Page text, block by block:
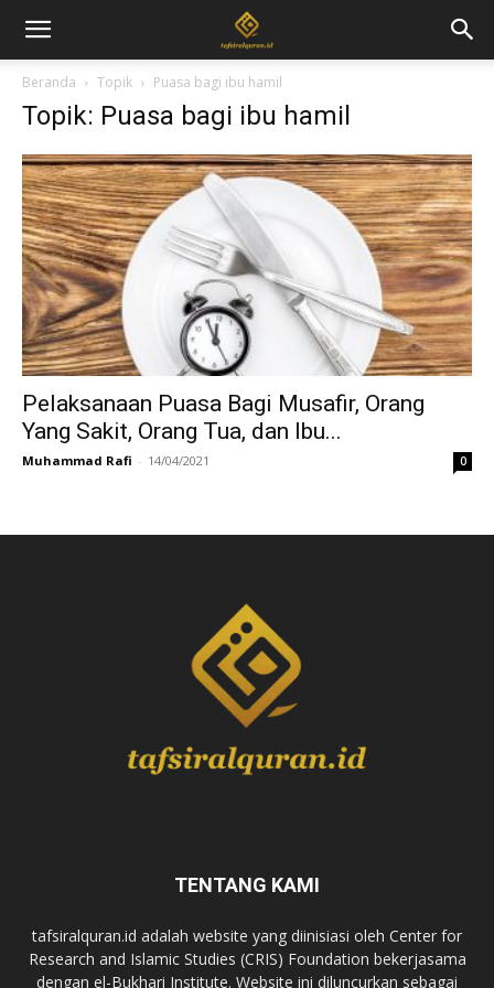
Beranda Topik Puasa bagi ibu hamil
Topik: Puasa bagi ibu hamil
Pelaksanaan Puasa Bagi Musafir, Orang
Yang Sakit, Orang Tua, dan Ibu...
Muhammad Rafi - 14/04/2021 0
TENTANG KAMI
tafsiralquran.id adalah website yang diinisiasi oleh Center for
Research and Islamic Studies (CRIS) Foundation bekerjasama
dengan el-Bukhari Institute. Website ini diluncurkan sebagai